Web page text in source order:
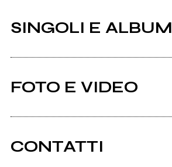
SINGOLI E ALBUM
FOTO E VIDEO
CONTATTI